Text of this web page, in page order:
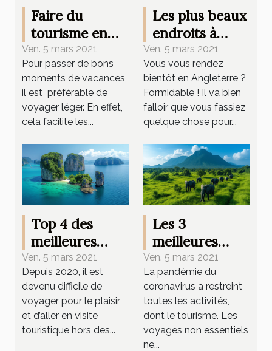
Faire du
tourisme en
2021 :
quelques
astuces
minimalistes
Ven. 5 mars 2021
Pour passer de bons
moments de vacances,
il est préférable de
voyager léger. En effet,
cela facilite les...
Les plus beaux
endroits à
visiter en
grande
Bretagne en
2021
Ven. 5 mars 2021
Vous vous rendez
bientôt en Angleterre ?
Formidable ! Il va bien
falloir que vous fassiez
quelque chose pour...
Top 4 des
meilleures
destinations de
voyage en 2021
Ven. 5 mars 2021
Depuis 2020, il est
devenu difficile de
voyager pour le plaisir
et d’aller en visite
touristique hors des...
Les 3
meilleures
destinations
pour voyager
en Afrique
après la Covid-
19
Ven. 5 mars 2021
La pandémie du
coronavirus a restreint
toutes les activités,
dont le tourisme. Les
voyages non essentiels
ne...